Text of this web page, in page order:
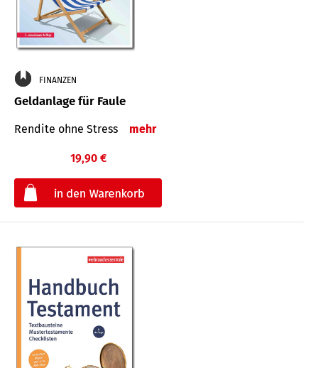
FINANZEN
Geldanlage für Faule
Rendite ohne Stress mehr
19,90 €